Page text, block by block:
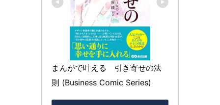
まんがで叶える　引き寄せの法
則 (Business Comic Series)